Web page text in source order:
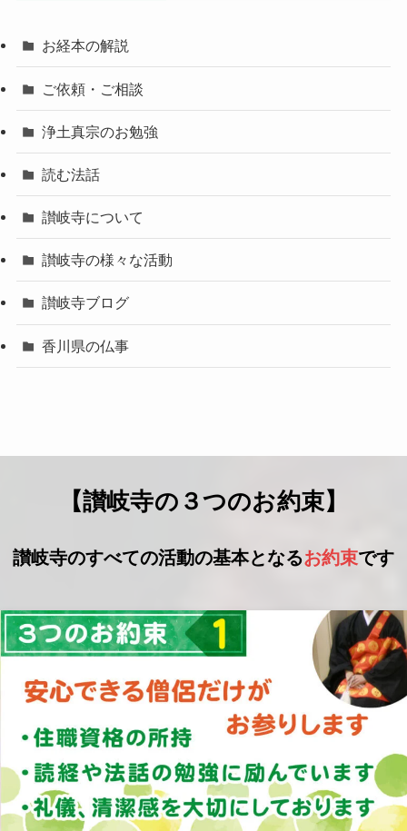
お経本の解説
ご依頼・ご相談
浄土真宗のお勉強
読む法話
讃岐寺について
讃岐寺の様々な活動
讃岐寺ブログ
香川県の仏事
【讃岐寺の３つのお約束】
讃岐寺のすべての活動の基本となるお約束です